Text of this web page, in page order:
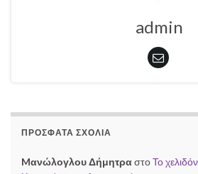
admin
ΠΡΌΣΦΑΤΑ ΣΧΌΛΙΑ
Mανώλογλου ΔήμητραστοΤο